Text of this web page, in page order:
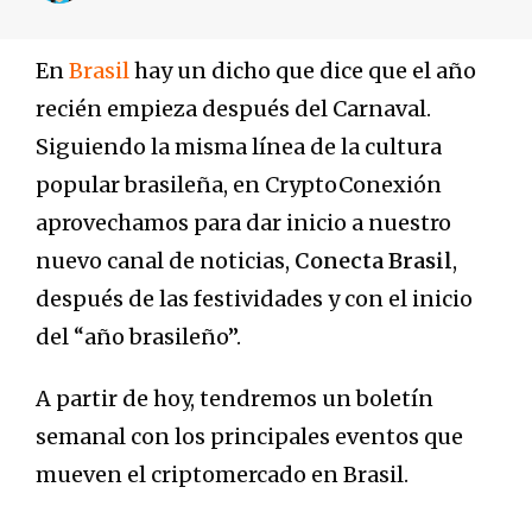
EnBrasilhay un dicho que dice que el año
recién empieza después del Carnaval.
Siguiendo la misma línea de la cultura
popular brasileña, en CryptoConexión
aprovechamos para dar inicio a nuestro
nuevo canal de noticias, Conecta Brasil,
después de las festividades y con el inicio
del “año brasileño”.
A partir de hoy, tendremos un boletín
semanal con los principales eventos que
mueven el criptomercado en Brasil.